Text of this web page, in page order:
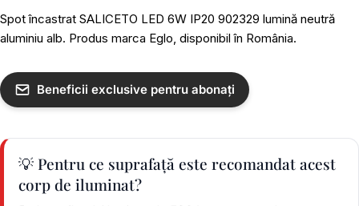
Spot încastrat SALICETO LED 6W IP20 902329 lumină neutră
aluminiu alb. Produs marca Eglo, disponibil în România.
Beneficii exclusive pentru abonați
💡 Pentru ce suprafață este recomandat acest
corp de iluminat?